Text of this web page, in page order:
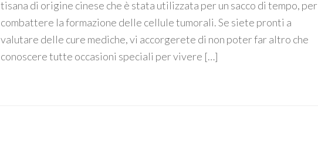
tisana di origine cinese che è stata utilizzata per un sacco di tempo, per
combattere la formazione delle cellule tumorali. Se siete pronti a
valutare delle cure mediche, vi accorgerete di non poter far altro che
conoscere tutte occasioni speciali per vivere […]